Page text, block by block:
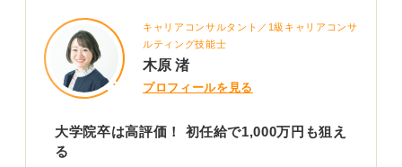
したがって、「どこで学ぶか」だけでなく、「どういっ
たキャリアを築きたいか」という視点で選ぶことが重要
です。
国際的に活躍したいのであれば、海外大学院で専門性と
バンテージになります。
キャリアコンサルタント／1級キャリアコンサ
ルティング技能士
木原 渚
プロフィールを見る
大学院卒は高評価！ 初任給で1,000万円も狙え
る